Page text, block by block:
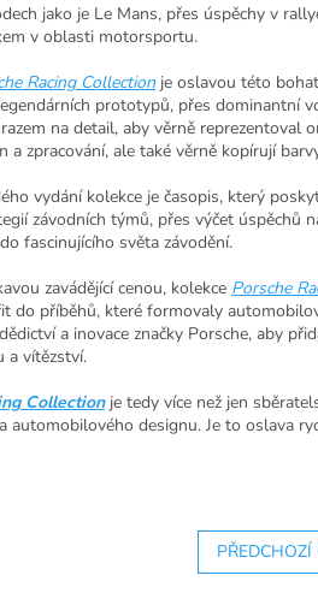
jako je Le Mans, přes úspěchy v
v oblasti motorsportu.
Racing Collectionje oslavou této
prototypů, přes dominantní
na detail, aby věrně reprezentoval
a zpracování, ale také věrně kopírují
vydání kolekce je časopis, který
závodních týmů, přes výčet úspěchů
fascinujícího světa závodění.
zavádějící cenou, kolekce Porsche
do příběhů, které formovaly
a inovace značky Porsche, aby
a vítězství.
Collectionje tedy více než jen
automobilového designu. Je to oslava
PŘEDCHOZÍ